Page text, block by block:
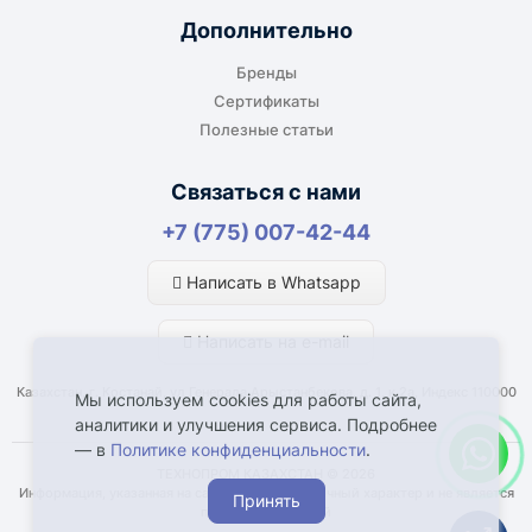
габаритов груза.
Для крупногабаритных, тяжёлых или
рассчитывается отдельно. По согласованию
Что влияет на срок доставки
Наличие товара у поставщика или
Дополнительно
Бренды
Сертификаты
Полезные статьи
Связаться с нами
+7 (775) 007-42-44
Написать в Whatsapp
Написать на e-mail
Казахстан, г. Костанай, ул Генерала Арыстанбекова, д. 1, к.2а, Индекс 110000
Информация, указанная на сайте, имеет справочный характер и не является
публичной офертой
Мы используем cookies для работы сайта,
аналитики и улучшения сервиса. Подробнее
— в Политике конфиденциальности.
Принять